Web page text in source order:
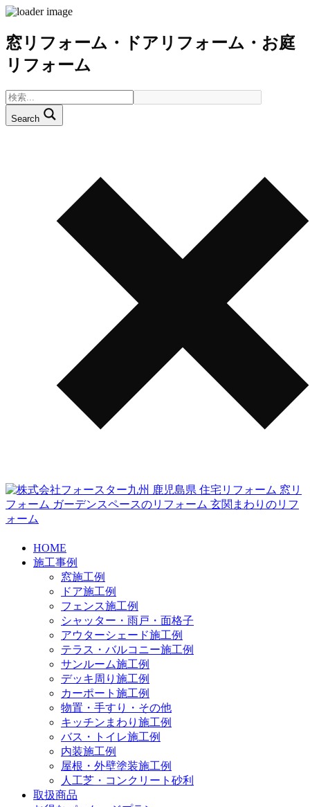
窓リフォーム・ドアリフォーム・お庭
リフォーム
Search
HOME
施工事例
窓施工例
ドア施工例
フェンス施工例
シャッター・雨戸・面格子
アウターシェード施工例
テラス・バルコニー施工例
サンルーム施工例
デッキ周り施工例
カーポート施工例
物置・手すり・その他
キッチンまわり施工例
バス・トイレ施工例
内装施工例
屋根・外壁塗装施工例
人工芝・コンクリート砂利
取扱商品